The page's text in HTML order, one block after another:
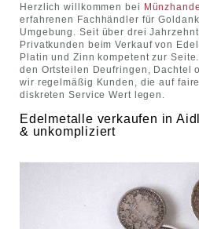
Herzlich willkommen bei
erfahrenen Fachhändler für
Umgebung. Seit über drei
Privatkunden beim Verkauf von
Platin und Zinn kompetent zur
den Ortsteilen Deufringen, Dachtel
wir regelmäßig Kunden, die auf
diskreten Service Wert legen.
Edelmetalle verkaufen in
& unkompliziert